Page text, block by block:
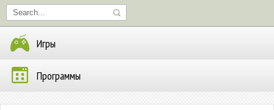
Игры
Программы